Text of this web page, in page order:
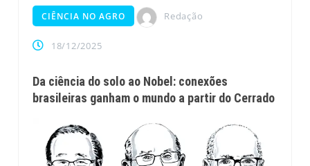
CIÊNCIA NO AGRO Redação
18/12/2025
Da ciência do solo ao Nobel: conexões
brasileiras ganham o mundo a partir do Cerrado